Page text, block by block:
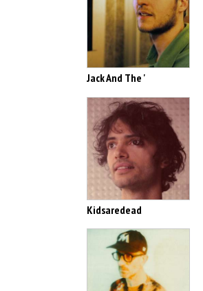
Jack And The '
Kidsaredead